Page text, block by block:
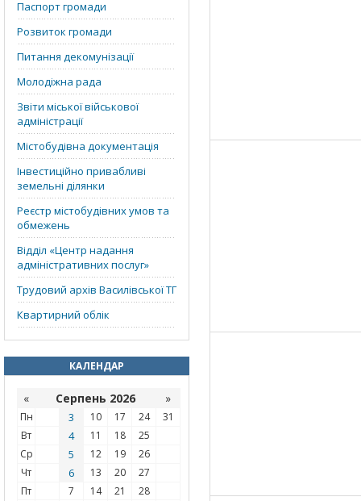
Паспорт громади
Розвиток громади
Питання декомунізації
Молодіжна рада
Звіти міської військової
адміністрації
Містобудівна документація
Інвестиційно привабливі
земельні ділянки
Реєстр містобудівних умов та
обмежень
Відділ «‎Центр надання
адміністративних послуг»
Трудовий архів Василівської ТГ
Квартирний облік
КАЛЕНДАР
« Серпень 2026 »
Пн 3 10 17 24
31
Вт
4 11 18
25
Ср
5 12 19
26
Чт
6 13 20
27
Пт
7 14 21
28